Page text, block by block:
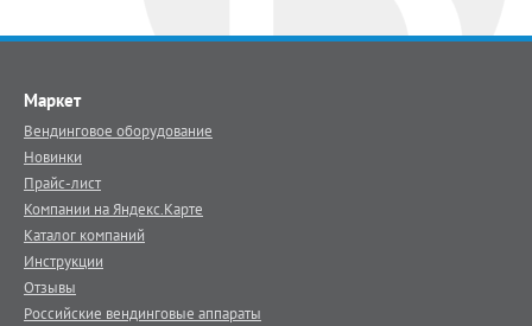
Маркет
Вендинговое оборудование
Новинки
Прайс-лист
Компании на Яндекс.Карте
Каталог компаний
Инструкции
Отзывы
Российские вендинговые аппараты